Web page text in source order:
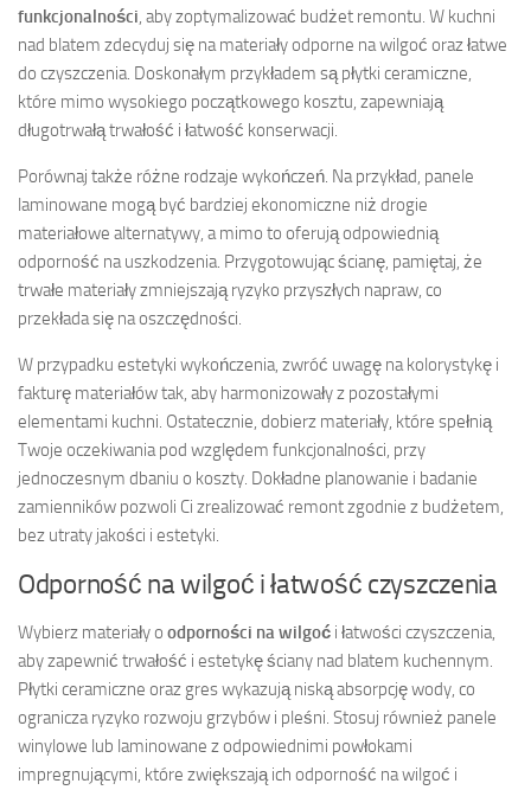
funkcjonalności, aby zoptymalizować budżet remontu. W kuchni
nad blatem zdecyduj się na materiały odporne na wilgoć oraz łatwe
do czyszczenia. Doskonałym przykładem są płytki ceramiczne,
które mimo wysokiego początkowego kosztu, zapewniają
długotrwałą trwałość i łatwość konserwacji.
Porównaj także różne rodzaje wykończeń. Na przykład, panele
laminowane mogą być bardziej ekonomiczne niż drogie
materiałowe alternatywy, a mimo to oferują odpowiednią
odporność na uszkodzenia. Przygotowując ścianę, pamiętaj, że
trwałe materiały zmniejszają ryzyko przyszłych napraw, co
przekłada się na oszczędności.
W przypadku estetyki wykończenia, zwróć uwagę na kolorystykę i
fakturę materiałów tak, aby harmonizowały z pozostałymi
elementami kuchni. Ostatecznie, dobierz materiały, które spełnią
Twoje oczekiwania pod względem funkcjonalności, przy
jednoczesnym dbaniu o koszty. Dokładne planowanie i badanie
zamienników pozwoli Ci zrealizować remont zgodnie z budżetem,
bez utraty jakości i estetyki.
Odporność na wilgoć i łatwość czyszczenia
Wybierz materiały o odporności na wilgoć i łatwości czyszczenia,
aby zapewnić trwałość i estetykę ściany nad blatem kuchennym.
Płytki ceramiczne oraz gres wykazują niską absorpcję wody, co
ogranicza ryzyko rozwoju grzybów i pleśni. Stosuj również panele
winylowe lub laminowane z odpowiednimi powłokami
impregnującymi, które zwiększają ich odporność na wilgoć i